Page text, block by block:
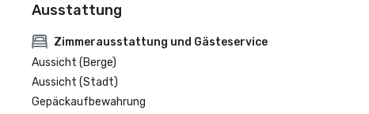
Ausstattung
Zimmerausstattung und Gästeservice
Aussicht (Berge)
Aussicht (Stadt)
Gepäckaufbewahrung